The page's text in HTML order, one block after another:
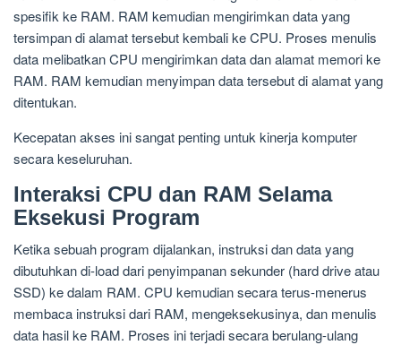
spesifik ke RAM. RAM kemudian mengirimkan data yang
tersimpan di alamat tersebut kembali ke CPU. Proses menulis
data melibatkan CPU mengirimkan data dan alamat memori ke
RAM. RAM kemudian menyimpan data tersebut di alamat yang
ditentukan.
Kecepatan akses ini sangat penting untuk kinerja komputer
secara keseluruhan.
Interaksi CPU dan RAM Selama
Eksekusi Program
Ketika sebuah program dijalankan, instruksi dan data yang
dibutuhkan di-load dari penyimpanan sekunder (hard drive atau
SSD) ke dalam RAM. CPU kemudian secara terus-menerus
membaca instruksi dari RAM, mengeksekusinya, dan menulis
data hasil ke RAM. Proses ini terjadi secara berulang-ulang